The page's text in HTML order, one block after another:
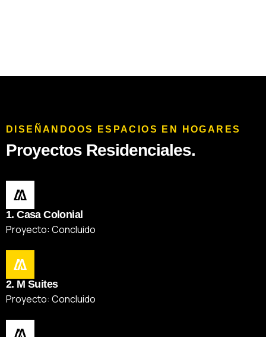
DISEÑANDOOS ESPACIOS EN HOGARES
Proyectos Residenciales.
1. Casa Colonial
Proyecto: Concluido
2. M Suites
Proyecto: Concluido